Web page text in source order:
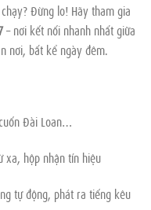
Đừng lo! Hãy tham gia
– nơi kết nối nhanh nhất giữa
nơi, bất kể ngày đêm.
Đài Loan…
xa, hộp nhận tín hiệu
tự động, phát ra tiếng kêu